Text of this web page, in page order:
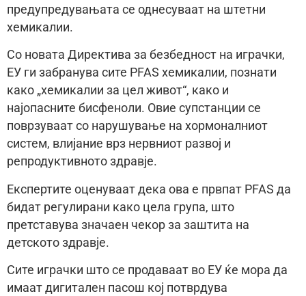
предупредувањата се однесуваат на штетни
хемикалии.
Со новата Директива за безбедност на играчки,
ЕУ ги забранува сите PFAS хемикалии, познати
како „хемикалии за цел живот“, како и
најопасните бисфеноли. Овие супстанции се
поврзуваат со нарушување на хормоналниот
систем, влијание врз нервниот развој и
репродуктивното здравје.
Експертите оценуваат дека ова е првпат PFAS да
бидат регулирани како цела група, што
претставува значаен чекор за заштита на
детското здравје.
Сите играчки што се продаваат во ЕУ ќе мора да
имаат дигитален пасош кој потврдува